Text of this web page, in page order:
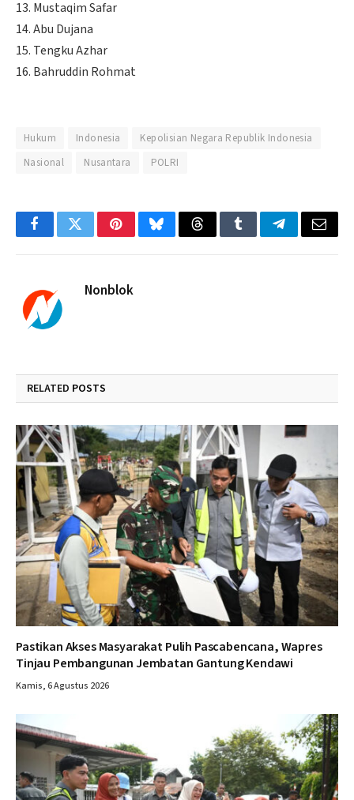
13. Mustaqim Safar
14. Abu Dujana
15. Tengku Azhar
16. Bahruddin Rohmat
Hukum Indonesia
Kepolisian Negara Republik Indonesia
Nasional
Nusantara POLRI
FacebookTwitterPinterestBlueskyThreadsTumblrTelegramEmail
Nonblok
RELATED POSTS
Pastikan Akses Masyarakat Pulih Pascabencana, Wapres
Tinjau Pembangunan Jembatan Gantung Kendawi
Kamis, 6 Agustus 2026